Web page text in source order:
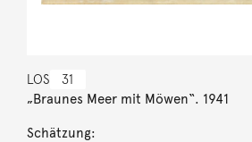
LOS 31
„Braunes Meer mit Möwen“. 1941
Schätzung: